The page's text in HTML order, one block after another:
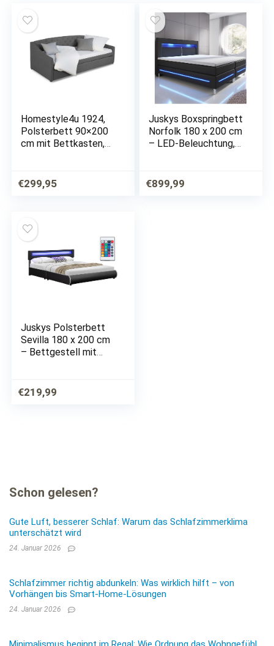
Homestyle4u 1924,
Polsterbett 90×200
cm mit Bettkasten,
Gästebett
Ausziehbar, Grau
€299,95
Juskys Boxspringbett
Norfolk 180 x 200 cm
– LED-Beleuchtung,
Komforthöhe –
schwarz – Bett
€899,99
Juskys Polsterbett
Sevilla 180 x 200 cm
– Bettgestell mit
Kunstleder – schwarz
– Doppelbett
€219,99
Schon gelesen?
Gute Luft, besserer Schlaf: Warum das Schlafzimmerklima
unterschätzt wird
24. Januar 2026
Schlafzimmer richtig abdunkeln: Was wirklich hilft – von
Vorhängen bis Smart-Home-Lösungen
24. Januar 2026